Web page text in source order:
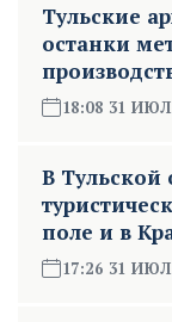
Тульские
останки
18:08 31
В Тульской
поле и в
17:26 31